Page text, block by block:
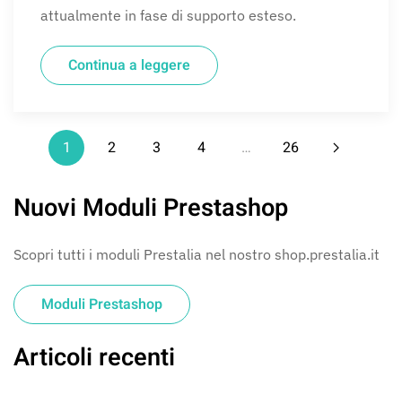
attualmente in fase di supporto esteso.
Continua a leggere
1 2 3 4 … 26
Nuovi Moduli Prestashop
Scopri tutti i moduli Prestalia nel nostro shop.prestalia.it
Moduli Prestashop
Articoli recenti